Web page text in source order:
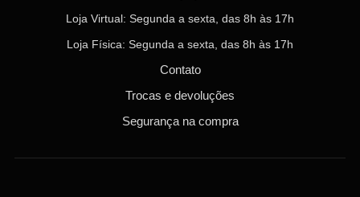
Loja Virtual: Segunda a sexta, das 8h às 17h
Loja Física: Segunda a sexta, das 8h às 17h
Contato
Trocas e devoluções
Segurança na compra